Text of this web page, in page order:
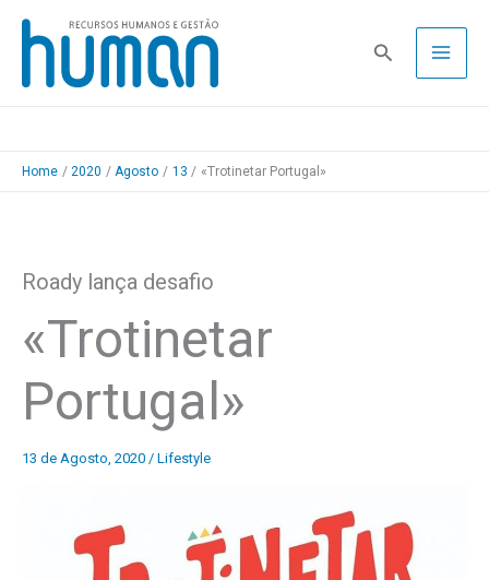
Skip
content
Pesquisa
Home 2020 Agosto 13 «Trotinetar Portugal»
Roady lança desafio
«Trotinetar
Portugal»
13 de Agosto, 2020 / Lifestyle